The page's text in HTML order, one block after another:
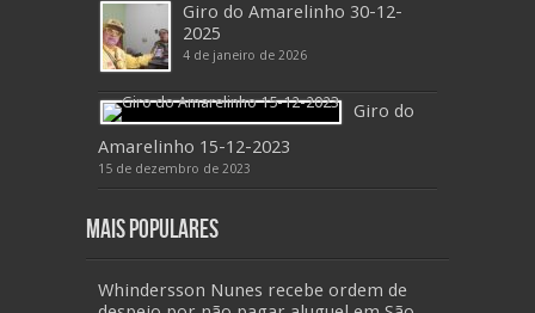
Giro do Amarelinho 30-12-
2025
4 de janeiro de 2026
Giro do
Amarelinho 15-12-2023
15 de dezembro de 2023
Mais Populares
Whindersson Nunes recebe ordem de